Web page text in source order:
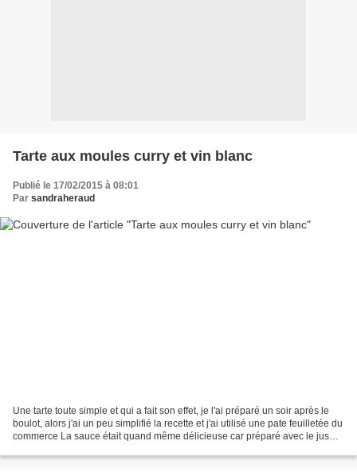
Tarte aux moules curry et vin blanc
Publié le 17/02/2015 à 08:01
Par sandraheraud
Une tarte toute simple et qui a fait son effet, je l'ai préparé un soir après le
boulot, alors j'ai un peu simplifié la recette et j'ai utilisé une pate feuilletée du
commerce La sauce était quand même délicieuse car préparé avec le jus